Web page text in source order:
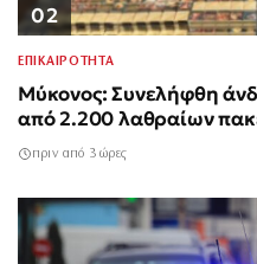
02
ΕΠΙΚΑΙΡΟΤΗΤΑ
Μύκονος: Συνελήφθη
από 2.200 λαθραίων
πριν από 3 ώρες